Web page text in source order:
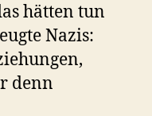
hätten tun
Nazis:
denn